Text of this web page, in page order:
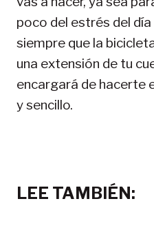
poco del estrés del día
siempre que la
una extensión de tu
encargará de hacerte
y sencillo.
LEE TAMBIÉN: